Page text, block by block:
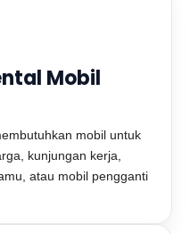
Mobil
mobil untuk
kunjungan kerja,
atau mobil pengganti